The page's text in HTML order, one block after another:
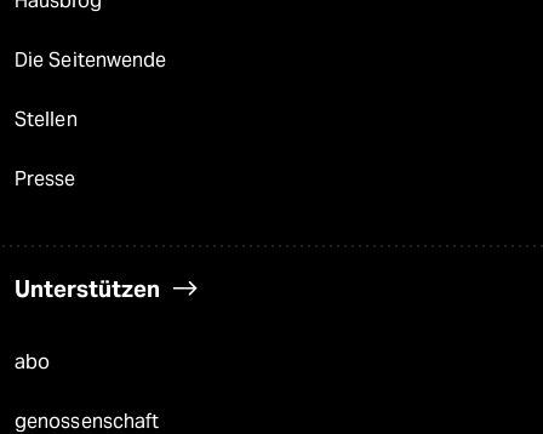
Die Seitenwende
Stellen
Presse
Unterstützen
abo
genossenschaft